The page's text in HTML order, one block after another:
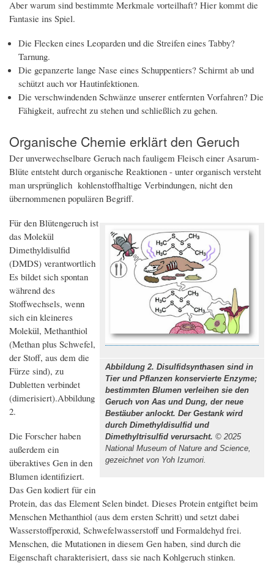
Aber warum sind bestimmte Merkmale vorteilhaft? Hier kommt die
Fantasie ins Spiel.
Die Flecken eines Leoparden und die Streifen eines Tabby?
Tarnung.
Die gepanzerte lange Nase eines Schuppentiers? Schirmt ab und
schützt auch vor Hautinfektionen.
Die verschwindenden Schwänze unserer entfernten Vorfahren? Die
Fähigkeit, aufrecht zu stehen und schließlich zu gehen.
Organische Chemie erklärt den Geruch
Der unverwechselbare Geruch nach fauligem Fleisch einer Asarum-
Blüte entsteht durch organische Reaktionen - unter organisch versteht
man ursprünglich kohlenstoffhaltige Verbindungen, nicht den
übernommenen populären Begriff.
Abbildung 2. Disulfidsynthasen sind in
Tier und Pflanzen konservierte Enzyme;
bestimmten Blumen verleihen sie den
Geruch von Aas und Dung, der neue
Bestäuber anlockt. Der Gestank wird
durch Dimethyldisulfid und
Dimethyltrisulfid verursacht. © 2025
National Museum of Nature and Science,
gezeichnet von Yoh Izumori.
Für den Blütengeruch ist
das Molekül
Dimethyldisulfid
(DMDS) verantwortlich
Es bildet sich spontan
während des
Stoffwechsels, wenn
sich ein kleineres
Molekül, Methanthiol
(Methan plus Schwefel,
der Stoff, aus dem die
Fürze sind), zu
Dubletten verbindet
(dimerisiert).Abbildung
2.
Die Forscher haben
außerdem ein
überaktives Gen in den
Blumen identifiziert.
Das Gen kodiert für ein
Protein, das das Element Selen bindet. Dieses Protein entgiftet beim
Menschen Methanthiol (aus dem ersten Schritt) und setzt dabei
Wasserstoffperoxid, Schwefelwasserstoff und Formaldehyd frei.
Menschen, die Mutationen in diesem Gen haben, sind durch die
Eigenschaft charakterisiert, dass sie nach Kohlgeruch stinken.